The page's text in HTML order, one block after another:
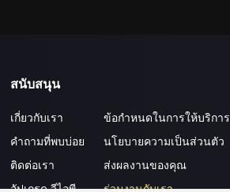
สนับสนุน
เกี่ยวกับเรา
คำถามที่พบบ่อย
ติดต่อเรา
อัปเกรด วีไอพี
ข้อกำหนดในการให้บริการ
นโยบายความเป็นส่วนตัว
ส่งผลงานของคุณ
ร่วมงานกับเรา